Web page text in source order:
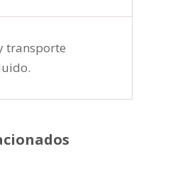
transporte